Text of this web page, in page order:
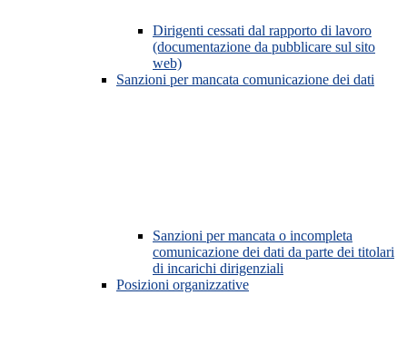
Dirigenti cessati dal rapporto di lavoro
(documentazione da pubblicare sul sito
web)
Sanzioni per mancata comunicazione dei dati
Sanzioni per mancata o incompleta
comunicazione dei dati da parte dei titolari
di incarichi dirigenziali
Posizioni organizzative